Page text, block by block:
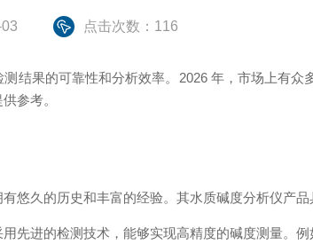
点击次数：116
结果的可靠性和分析效率。2026 年，市场上有
参考。
悠久的历史和丰富的经验。其水质碱度分析仪产品
先进的检测技术，能够实现高精度的碱度测量。